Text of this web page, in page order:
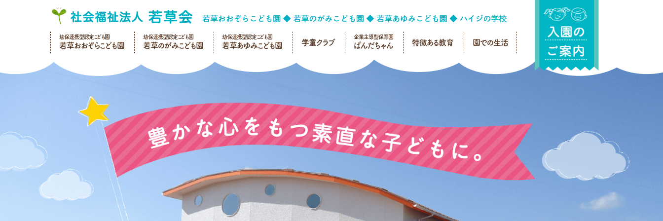
幼保連携型認定こども園
若草おおぞらこども園
幼保連携型認定こども園
若草のがみこども園
幼保連携型認定こども園
若草あゆみこども園 学童クラブ
企業主導型保育園
ぱんだちゃん 特徴ある教育 園での生活